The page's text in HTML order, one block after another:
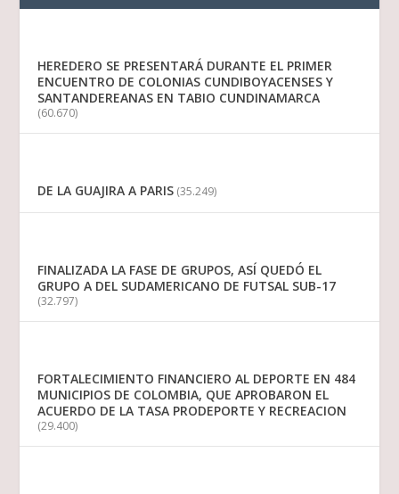
HEREDERO SE PRESENTARÁ DURANTE EL PRIMER
ENCUENTRO DE COLONIAS CUNDIBOYACENSES Y
SANTANDEREANAS EN TABIO CUNDINAMARCA
(60.670)
DE LA GUAJIRA A PARIS (35.249)
FINALIZADA LA FASE DE GRUPOS, ASÍ QUEDÓ EL
GRUPO A DEL SUDAMERICANO DE FUTSAL SUB-17
(32.797)
FORTALECIMIENTO FINANCIERO AL DEPORTE EN 484
MUNICIPIOS DE COLOMBIA, QUE APROBARON EL
ACUERDO DE LA TASA PRODEPORTE Y RECREACION
(29.400)